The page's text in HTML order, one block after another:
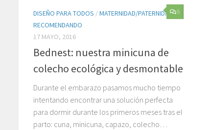
5
DISEÑO PARA TODOS /MATERNIDAD/PATERNIDAD/
RECOMENDANDO
17 MAYO, 2016
Bednest: nuestra minicuna de
colecho ecológica y desmontable
Durante el embarazo pasamos mucho tiempo
intentando encontrar una solución perfecta
para dormir durante los primeros meses tras el
parto: cuna, minicuna, capazo, colecho…